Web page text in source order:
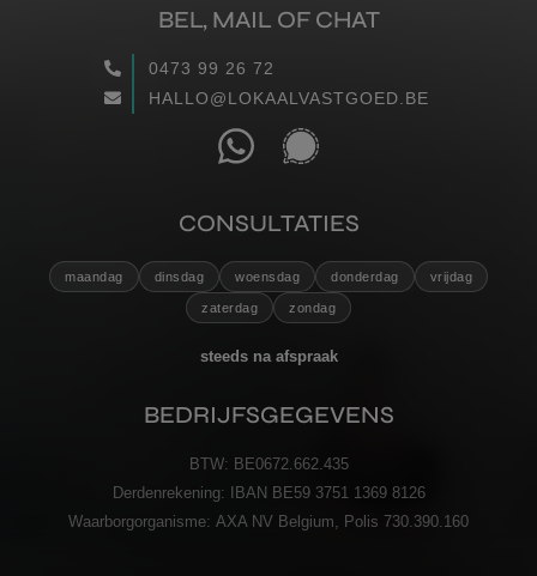
VERZENDEN
VERKOPEN
WAARGEMAAKT
RECENSIES
BEL, MAIL OF CHAT
0473 99 26 72
HALLO@LOKAALVASTGOED.BE
CONSULTATIES
maandag dinsdag woensdag donderdag vrijdag
zaterdag zondag
steeds na afspraak
BEDRIJFSGEGEVENS
BTW: BE0672.662.435
Derdenrekening:
IBAN BE59 3751 1369 8126
Waarborgorganisme: AXA NV Belgium, Polis 730.390.160